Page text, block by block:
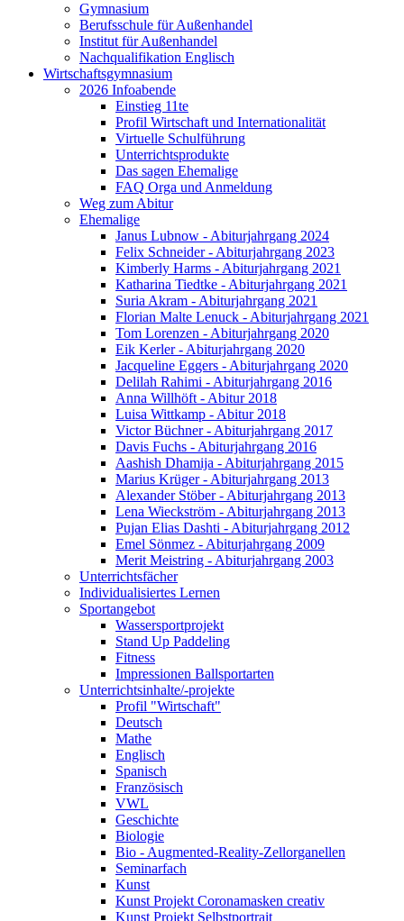
Gymnasium
Berufsschule für Außenhandel
Institut für Außenhandel
Nachqualifikation Englisch
Wirtschaftsgymnasium
2026 Infoabende
Einstieg 11te
Profil Wirtschaft und Internationalität
Virtuelle Schulführung
Unterrichtsprodukte
Das sagen Ehemalige
FAQ Orga und Anmeldung
Weg zum Abitur
Ehemalige
Janus Lubnow - Abiturjahrgang 2024
Felix Schneider - Abiturjahrgang 2023
Kimberly Harms - Abiturjahrgang 2021
Katharina Tiedtke - Abiturjahrgang 2021
Suria Akram - Abiturjahrgang 2021
Florian Malte Lenuck - Abiturjahrgang 2021
Tom Lorenzen - Abiturjahrgang 2020
Eik Kerler - Abiturjahrgang 2020
Jacqueline Eggers - Abiturjahrgang 2020
Delilah Rahimi - Abiturjahrgang 2016
Anna Willhöft - Abitur 2018
Luisa Wittkamp - Abitur 2018
Victor Büchner - Abiturjahrgang 2017
Davis Fuchs - Abiturjahrgang 2016
Aashish Dhamija - Abiturjahrgang 2015
Marius Krüger - Abiturjahrgang 2013
Alexander Stöber - Abiturjahrgang 2013
Lena Wieckström - Abiturjahrgang 2013
Pujan Elias Dashti - Abiturjahrgang 2012
Emel Sönmez - Abiturjahrgang 2009
Merit Meistring - Abiturjahrgang 2003
Unterrichtsfächer
Individualisiertes Lernen
Sportangebot
Wassersportprojekt
Stand Up Paddeling
Fitness
Impressionen Ballsportarten
Unterrichtsinhalte/-projekte
Profil "Wirtschaft"
Deutsch
Mathe
Englisch
Spanisch
Französisch
VWL
Geschichte
Biologie
Bio - Augmented-Reality-Zellorganellen
Seminarfach
Kunst
Kunst Projekt Coronamasken creativ
Kunst Projekt Selbstportrait